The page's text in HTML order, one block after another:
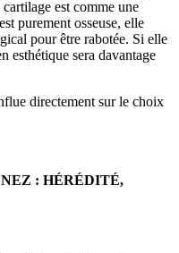
est comme une
purement osseuse, elle
pour être rabotée. Si elle
esthétique sera davantage
directement sur le choix
NEZ : HÉRÉDITÉ,